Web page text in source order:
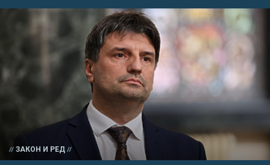
ЗАКОН И РЕД